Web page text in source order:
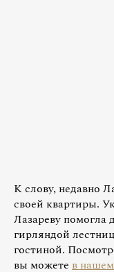
К слову, недавно
своей квартиры.
Лазареву помогла
гирляндой
гостиной.
вы можете в